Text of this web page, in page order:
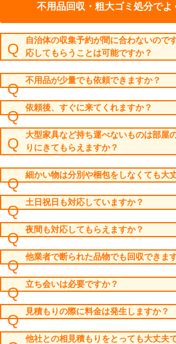
不用品回収・粗大ゴミ処分でよ
自治体の収集予約が間に合わないので
応してもらうことは可能ですか？
不用品が少量でも依頼できますか？
依頼後、すぐに来てくれますか？
大型家具など持ち運べないものは部屋
りにきてもらえますか？
細かい物は分別や梱包をしなくても大
土日祝日も対応していますか？
夜間も対応してもらえますか？
他業者で断られた品物でも回収できま
立ち会いは必要ですか？
見積もりの際に料金は発生しますか？
他社との相見積もりをとっても大丈夫